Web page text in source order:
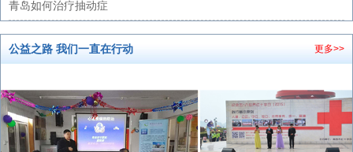
青岛如何治疗抽动症
公益之路 我们一直在行动 更多>>